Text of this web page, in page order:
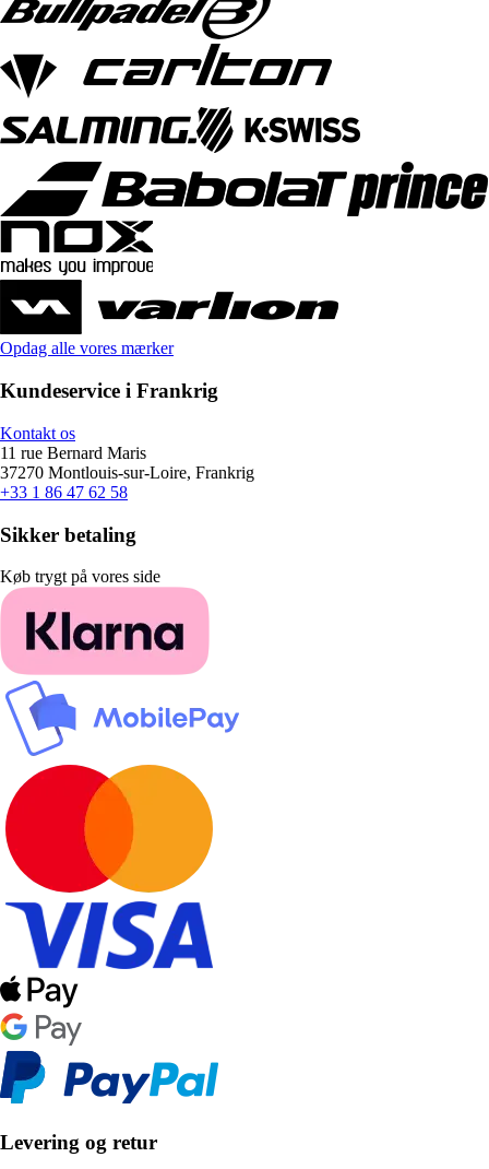
Opdag alle vores mærker
Kundeservice i Frankrig
Kontakt os
11 rue Bernard Maris
37270 Montlouis-sur-Loire, Frankrig
+33 1 86 47 62 58
Sikker betaling
Køb trygt på vores side
Levering og retur